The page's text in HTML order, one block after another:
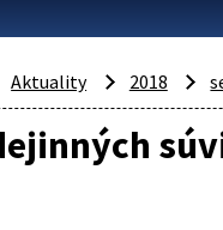
Aktuality 2018